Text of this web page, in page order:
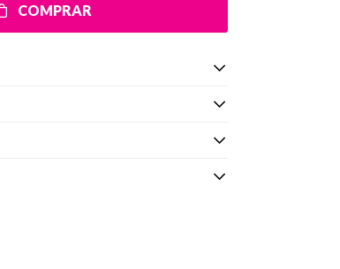
COMPRAR